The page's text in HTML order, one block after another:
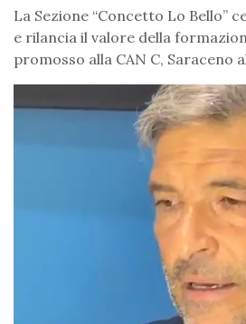
La Sezione “Concetto Lo Bello”
e rilancia il valore della
promosso alla CAN C, Saraceno